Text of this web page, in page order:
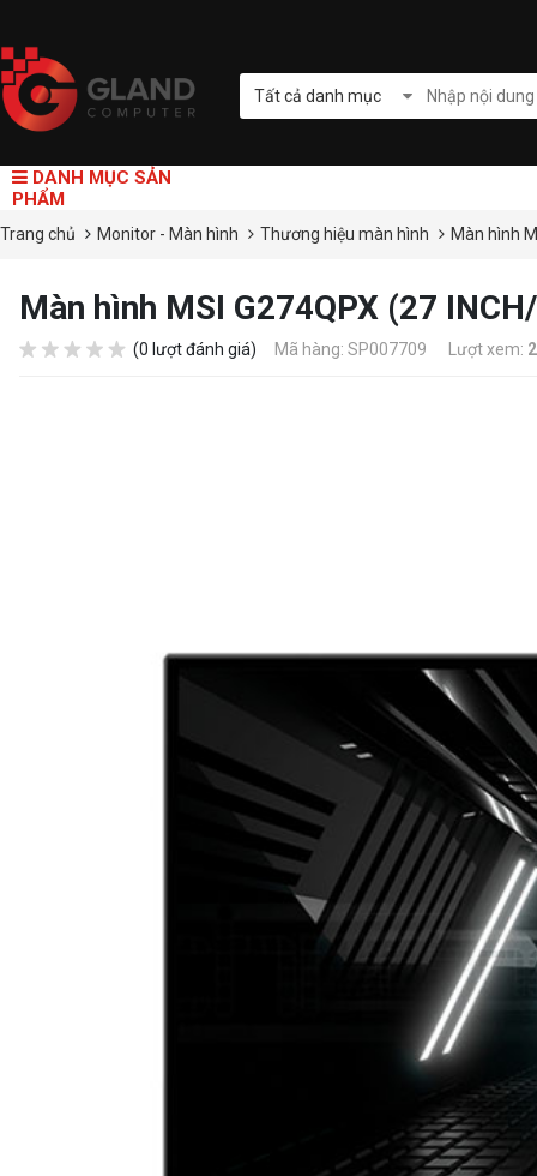
Tất cả danh mục
DANH MỤC SẢN
PHẨM
Trang chủ Monitor - Màn hình Thương hiệu màn hình Màn hình
Màn hình MSI G274QPX (27
(0 lượt đánh giá) Mã hàng: SP007709 Lượt xem: